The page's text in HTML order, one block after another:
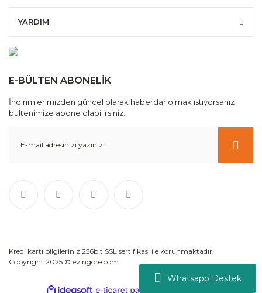
Whatsapp Destek
YARDIM
E-BÜLTEN ABONELİK
İndirimlerimizden güncel olarak haberdar olmak istiyorsanız
bültenimize abone olabilirsiniz.
Kredi kartı bilgileriniz 256bit SSL sertifikası ile korunmaktadır.
Copyright 2025 © evingore.com
ideasoft